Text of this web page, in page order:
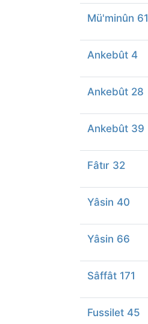
Mü'minûn 61
Ankebût 4
Ankebût 28
Ankebût 39
Fâtır 32
Yâsin 40
Yâsin 66
Sâffât 171
Fussilet 45